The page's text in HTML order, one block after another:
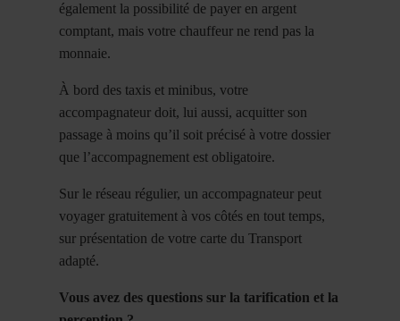
également la possibilité de payer en argent
comptant, mais votre chauffeur ne rend pas la
monnaie.
À bord des taxis et minibus, votre
accompagnateur doit, lui aussi, acquitter son
passage à moins qu’il soit précisé à votre dossier
que l’accompagnement est obligatoire.
Sur le réseau régulier, un accompagnateur peut
voyager gratuitement à vos côtés en tout temps,
sur présentation de votre carte du Transport
adapté.
Vous avez des questions sur la tarification et la